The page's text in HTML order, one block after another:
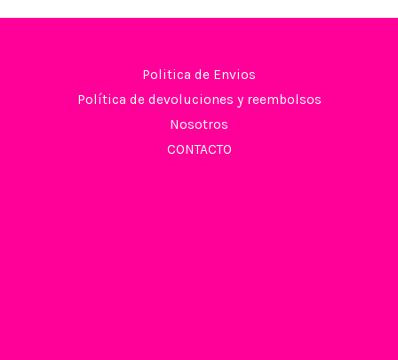
Politica de Envios
Política de devoluciones y reembolsos
Nosotros
CONTACTO